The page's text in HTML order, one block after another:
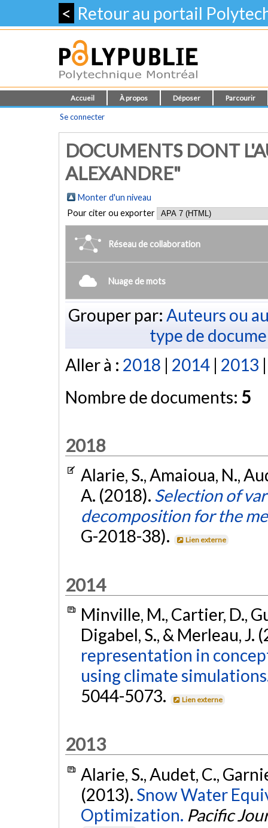
< Retour au portail
Accueil À propos Déposer Parcourir
Se connecter
DOCUMENTS DONT
ALEXANDRE"
Monter d'un niveau
Pour citer ou exporter
Réseau de collaboration
Nuage de mots
Grouper par: Auteurs ou
type de
Aller à : 2018 | 2014 | 2013
Nombre de documents: 5
2018
Alarie, S., Amaioua, N.,
A. (2018). Selection of
decomposition for the
G-2018-38).
Lien externe
2014
Minville, M., Cartier, D.,
Digabel, S., & Merleau, J.
representation in
using climate
5044-5073.
Lien externe
2013
Alarie, S., Audet, C.,
(2013). Snow Water
Optimization. Pacific